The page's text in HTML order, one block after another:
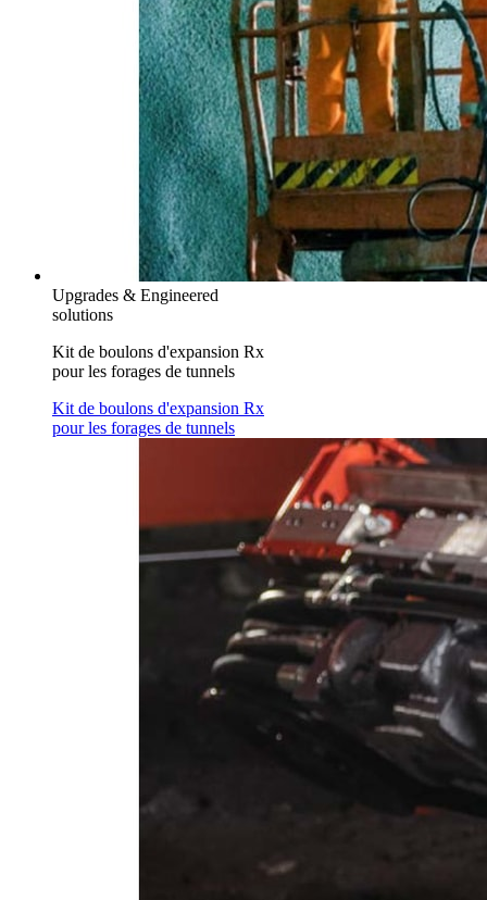
Upgrades & Engineered
solutions
Kit de boulons d'expansion Rx
pour les forages de tunnels
Kit de boulons d'expansion Rx
pour les forages de tunnels